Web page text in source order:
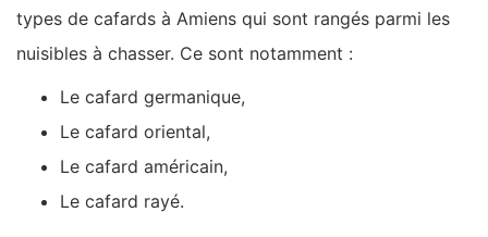
types de cafards à Amiens qui sont rangés parmi les
nuisibles à chasser. Ce sont notamment :
Le cafard germanique,
Le cafard oriental,
Le cafard américain,
Le cafard rayé.